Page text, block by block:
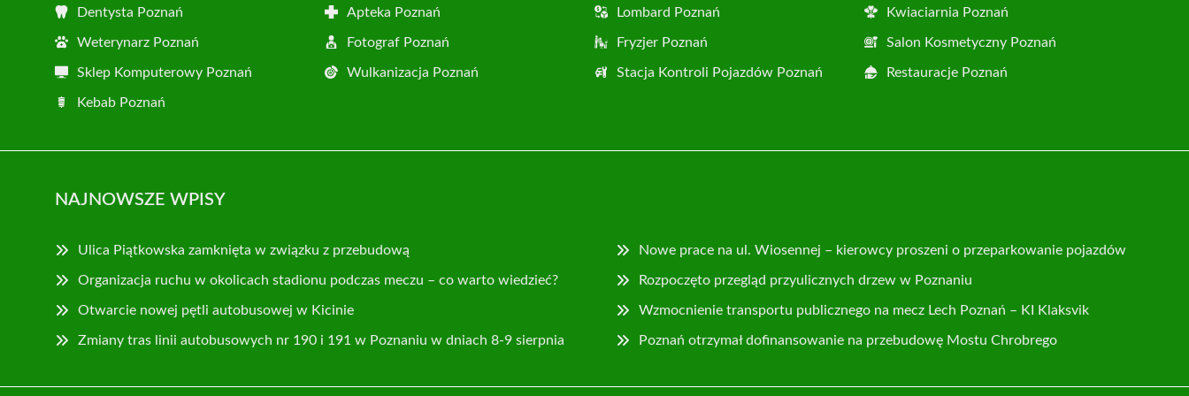
Dentysta Poznań Apteka Poznań Lombard Poznań Kwiaciarnia Poznań
Weterynarz Poznań Fotograf Poznań Fryzjer Poznań Salon Kosmetyczny Poznań
Sklep Komputerowy Poznań Wulkanizacja Poznań Stacja Kontroli Pojazdów Poznań Restauracje Poznań
Kebab Poznań
NAJNOWSZE WPISY
Ulica Piątkowska zamknięta w związku z przebudową Nowe prace na ul. Wiosennej – kierowcy proszeni o przeparkowanie pojazdów
Organizacja ruchu w okolicach stadionu podczas meczu – co warto wiedzieć? Rozpoczęto przegląd przyulicznych drzew w Poznaniu
Otwarcie nowej pętli autobusowej w Kicinie Wzmocnienie transportu publicznego na mecz Lech Poznań – KI Klaksvik
Zmiany tras linii autobusowych nr 190 i 191 w Poznaniu w dniach 8-9 sierpnia Poznań otrzymał dofinansowanie na przebudowę Mostu Chrobrego